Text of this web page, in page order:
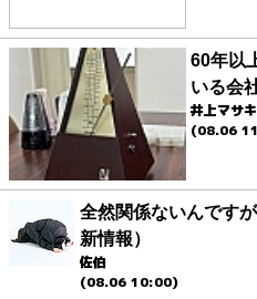
60年以
いる会
井上マサキ
(08.06
全然関係ないんです
新情報）
佐伯
(08.06 10:00)